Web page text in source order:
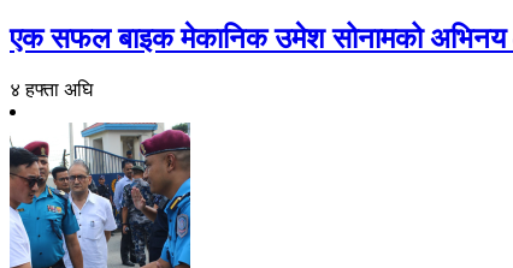
एक सफल बाइक मेकानिक उमेश सोनामको अभिनय
४ हफ्ता अघि